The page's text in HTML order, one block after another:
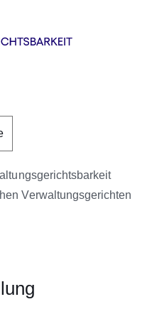
Direkt zum Kopf der
Direkt zum Inhalt
Direkt zum Fuß der
Verwaltungsgerichten